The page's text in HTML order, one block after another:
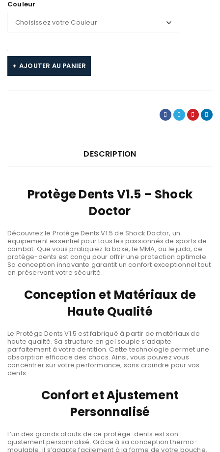
Couleur
AJOUTER AU PANIER
DESCRIPTION
Protège Dents V1.5 – Shock
Doctor
Découvrez le Protège Dents V1.5 de Shock Doctor, un
équipement essentiel pour tous les passionnés de sports de
combat. Que vous pratiquiez la boxe, le MMA, ou le judo, ce
protège-dents est conçu pour offrir une protection optimale.
Sa conception innovante garantit un confort exceptionnel tout
en préservant votre sécurité.
Conception et Matériaux de
Haute Qualité
Le Protège Dents V1.5 est fabriqué à partir de matériaux de
haute qualité. Sa structure en gel souple s’adapte
parfaitement à votre dentition. Cette technologie permet une
absorption efficace des chocs. Ainsi, vous pouvez vous
concentrer sur votre performance, sans craindre pour vos
dents.
Confort et Ajustement
Personnalisé
L’un des grands atouts de ce protège-dents est son
ajustement personnalisé. Grâce à sa conception thermo-
moulable, il s’adapte facilement à la forme de votre bouche.